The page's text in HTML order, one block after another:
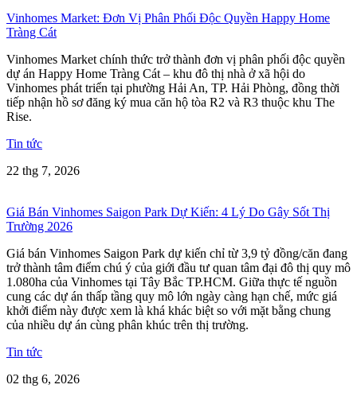
Vinhomes Market: Đơn Vị Phân Phối Độc Quyền Happy Home
Tràng Cát
Vinhomes Market chính thức trở thành đơn vị phân phối độc quyền
dự án Happy Home Tràng Cát – khu đô thị nhà ở xã hội do
Vinhomes phát triển tại phường Hải An, TP. Hải Phòng, đồng thời
tiếp nhận hồ sơ đăng ký mua căn hộ tòa R2 và R3 thuộc khu The
Rise.
Tin tức
22 thg 7, 2026
Giá Bán Vinhomes Saigon Park Dự Kiến: 4 Lý Do Gây Sốt Thị
Trường 2026
Giá bán Vinhomes Saigon Park dự kiến chỉ từ 3,9 tỷ đồng/căn đang
trở thành tâm điểm chú ý của giới đầu tư quan tâm đại đô thị quy mô
1.080ha của Vinhomes tại Tây Bắc TP.HCM. Giữa thực tế nguồn
cung các dự án thấp tầng quy mô lớn ngày càng hạn chế, mức giá
khởi điểm này được xem là khá khác biệt so với mặt bằng chung
của nhiều dự án cùng phân khúc trên thị trường.
Tin tức
02 thg 6, 2026